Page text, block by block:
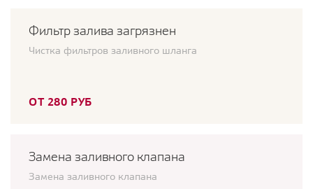
Фильтр залива загрязнен
Чистка фильтров заливного шланга
ОТ 280 РУБ
Замена заливного клапана
Замена заливного клапана